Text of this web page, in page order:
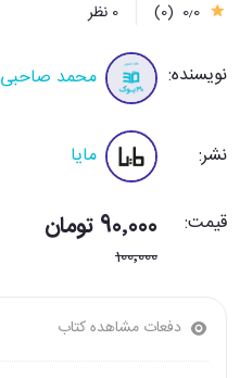
0٫0 (0) 0 نظر
نویسنده: محمد صاحبی
نشر: مایا
قیمت: 90٬000 تومان
100٬000
دفعات مشاهده کتاب